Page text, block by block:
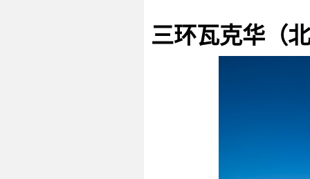
三环瓦克华（